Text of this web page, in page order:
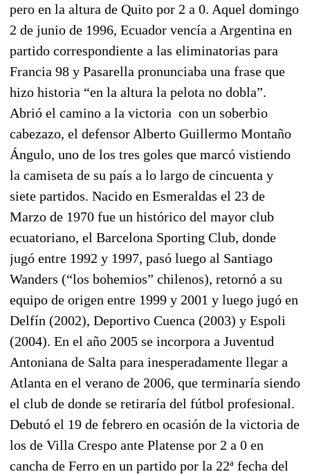
pero en la altura de Quito por 2 a 0. Aquel domingo
2 de junio de 1996, Ecuador vencía a Argentina en
partido correspondiente a las eliminatorias para
Francia 98 y Pasarella pronunciaba una frase que
hizo historia “en la altura la pelota no dobla”.
Abrió el camino a la victoria con un soberbio
cabezazo, el defensor Alberto Guillermo Montaño
Ángulo, uno de los tres goles que marcó vistiendo
la camiseta de su país a lo largo de cincuenta y
siete partidos. Nacido en Esmeraldas el 23 de
Marzo de 1970 fue un histórico del mayor club
ecuatoriano, el Barcelona Sporting Club, donde
jugó entre 1992 y 1997, pasó luego al Santiago
Wanders (“los bohemios” chilenos), retornó a su
equipo de origen entre 1999 y 2001 y luego jugó en
Delfín (2002), Deportivo Cuenca (2003) y Espoli
(2004). En el año 2005 se incorpora a Juventud
Antoniana de Salta para inesperadamente llegar a
Atlanta en el verano de 2006, que terminaría siendo
el club de donde se retiraría del fútbol profesional.
Debutó el 19 de febrero en ocasión de la victoria de
los de Villa Crespo ante Platense por 2 a 0 en
cancha de Ferro en un partido por la 22ª fecha del